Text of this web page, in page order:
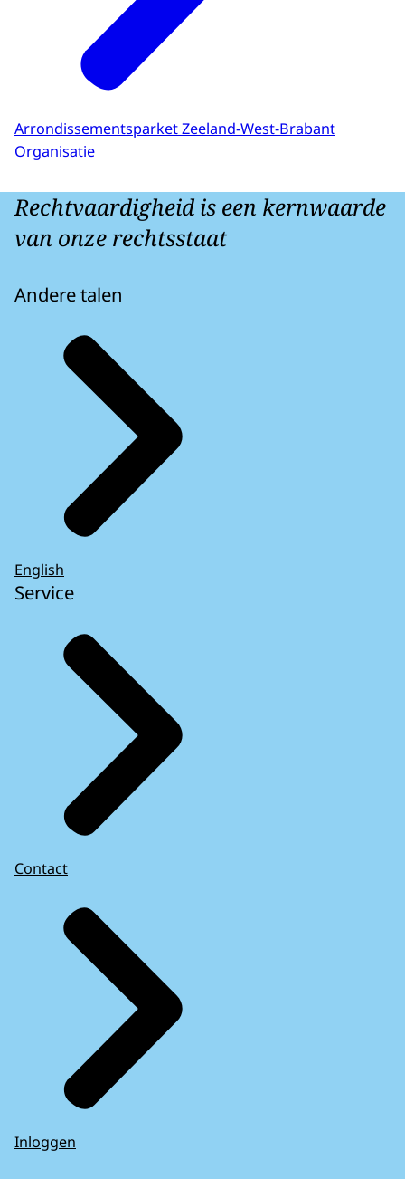
Arrondissementsparket Zeeland-West-Brabant
Organisatie
Rechtvaardigheid is een kernwaarde
van onze rechtsstaat
Andere talen
English
Service
Contact
Inloggen